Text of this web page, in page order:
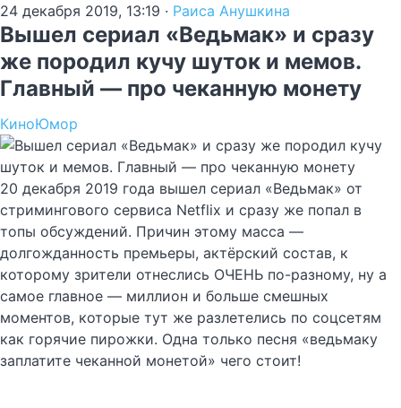
24 декабря 2019, 13:19 · Раиса Анушкина
Вышел сериал «Ведьмак» и сразу
же породил кучу шуток и мемов.
Главный — про чеканную монету
КиноЮмор
20 декабря 2019 года вышел сериал «Ведьмак» от
стримингового сервиса Netflix и сразу же попал в
топы обсуждений. Причин этому масса —
долгожданность премьеры, актёрский состав, к
которому зрители отнеслись ОЧЕНЬ по-разному, ну а
самое главное — миллион и больше смешных
моментов, которые тут же разлетелись по соцсетям
как горячие пирожки. Одна только песня «ведьмаку
заплатите чеканной монетой» чего стоит!